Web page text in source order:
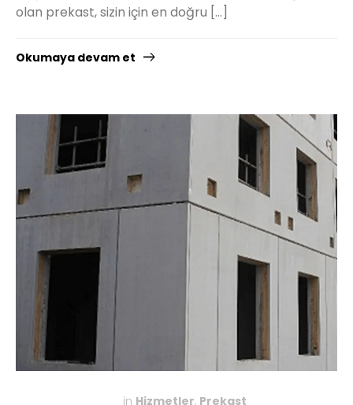
olan prekast, sizin için en doğru […]
Okumaya devam et
in Hizmetler, Prekast